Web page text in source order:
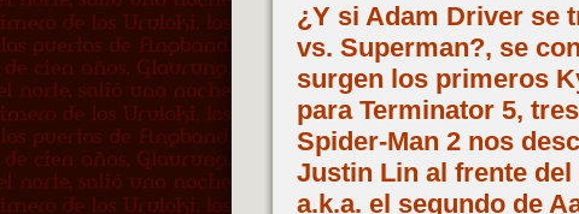
¿Y si Adam Driver se
vs. Superman?, se
surgen los primeros
para Terminator 5,
Spider-Man 2 nos
Justin Lin al frente
a.k.a. el segundo de